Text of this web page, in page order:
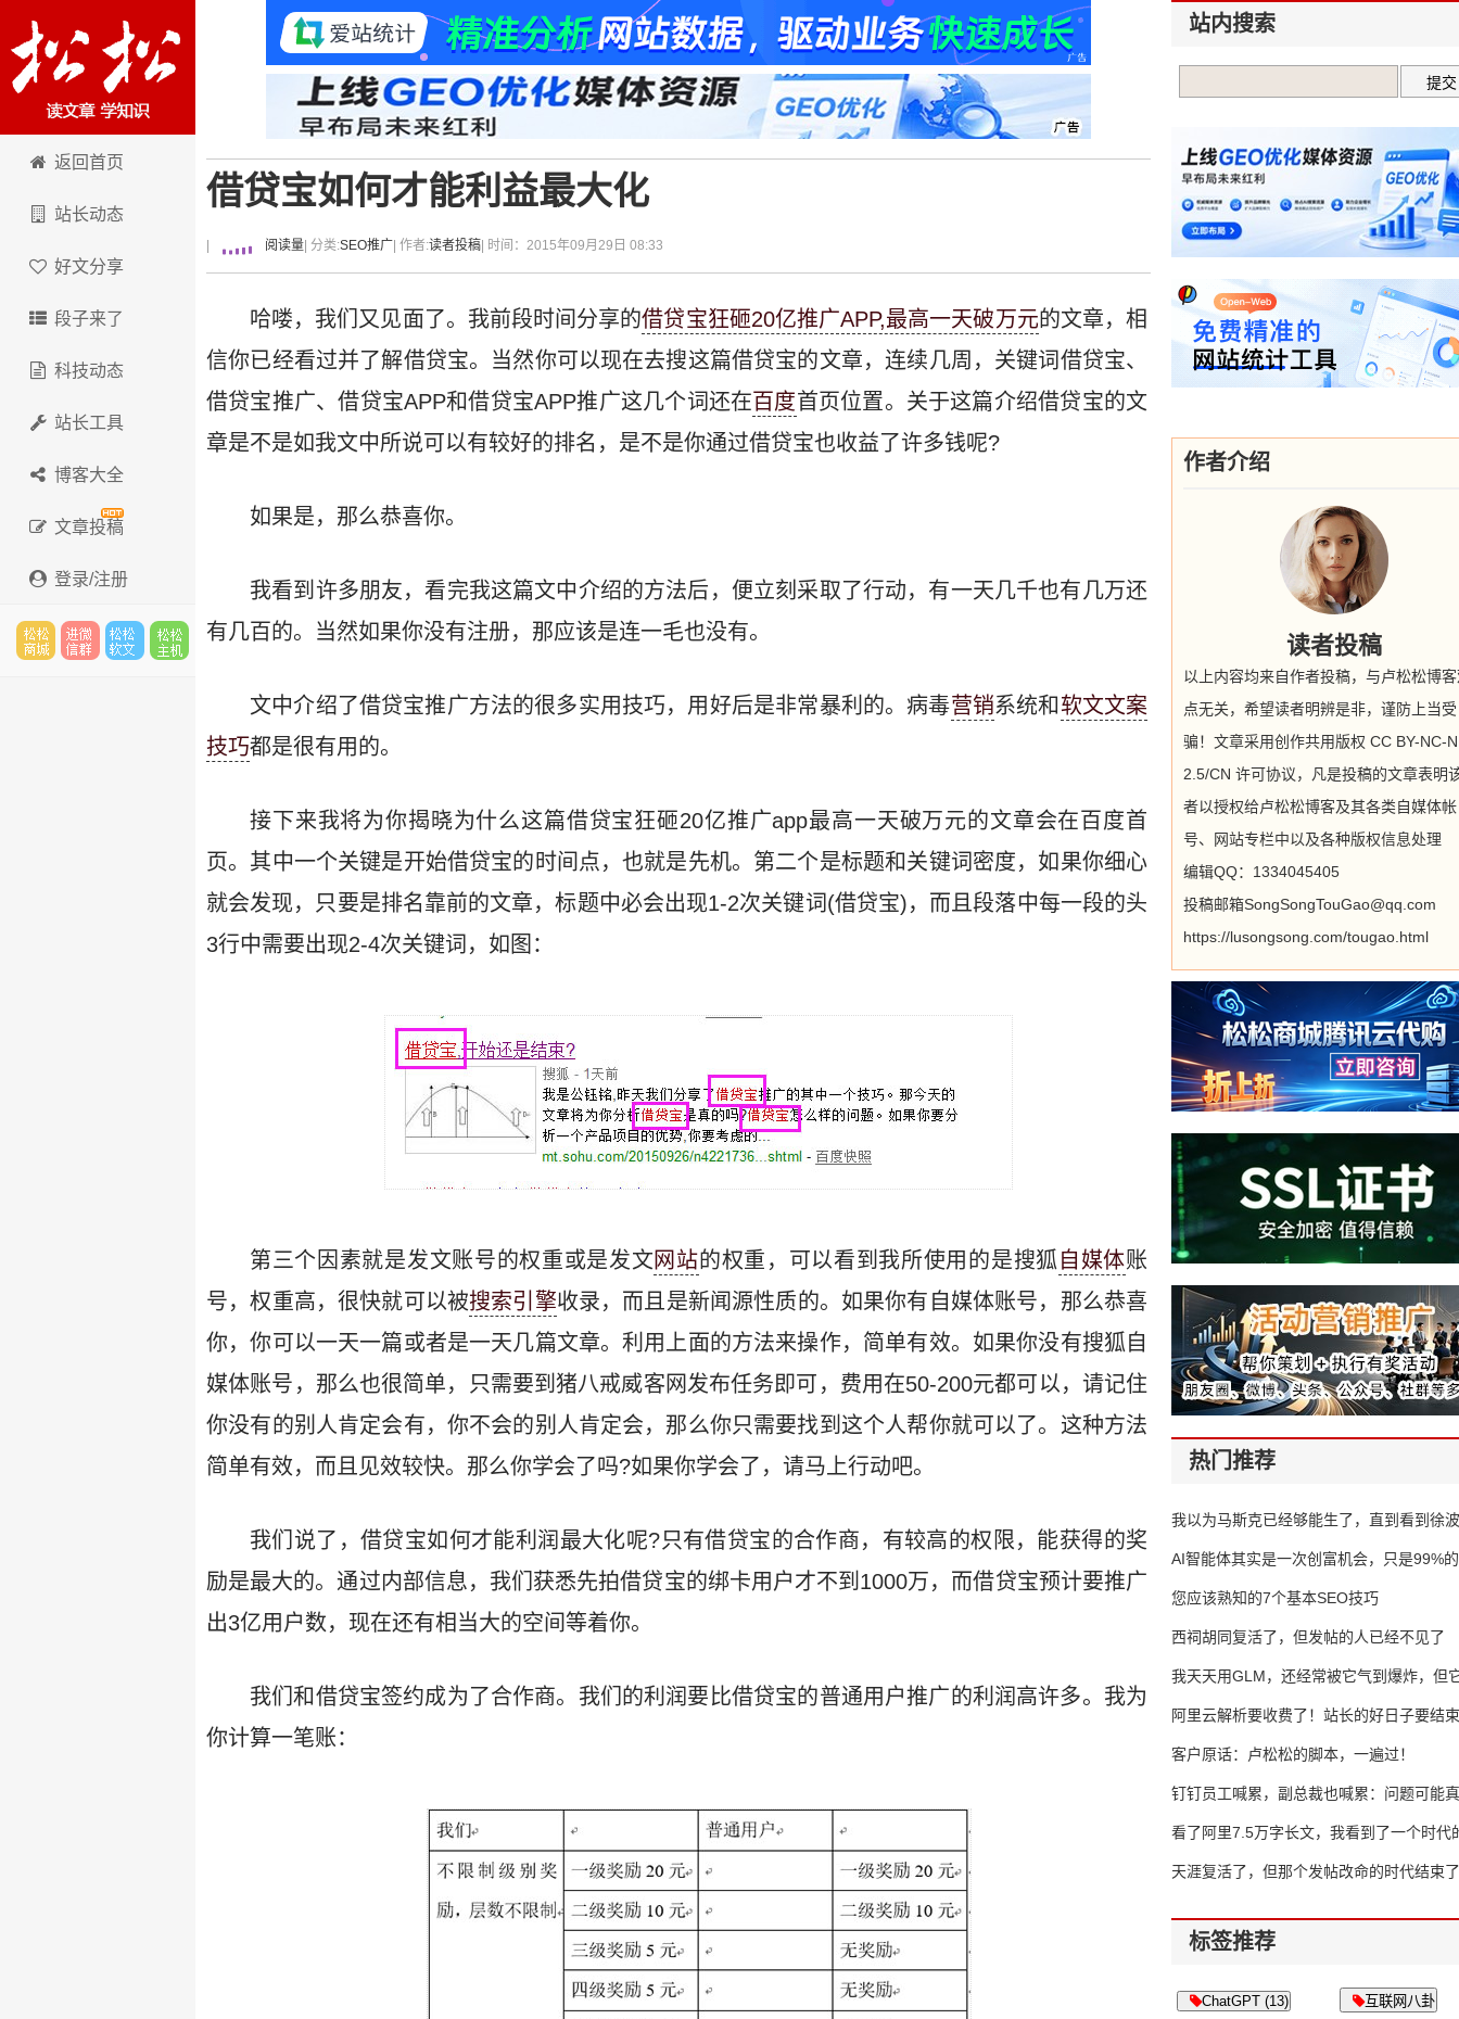
卢松松博客
返回首页
站长动态
好文分享
段子来了
科技动态
站长工具
博客大全
文章投稿
登录/注册
借贷宝如何才能利益最大化
阅读量 | 分类:SEO推广 | 作者:读者投稿 | 时间：2015年09月29日 08:33
哈喽，我们又见面了。我前段时间分享的借贷宝狂砸20亿推广APP,最高一天破万元的文章，相
信你已经看过并了解借贷宝。当然你可以现在去搜这篇借贷宝的文章，连续几周，关键词借贷宝、
借贷宝推广、借贷宝APP和借贷宝APP推广这几个词还在百度首页位置。关于这篇介绍借贷宝的文
章是不是如我文中所说可以有较好的排名，是不是你通过借贷宝也收益了许多钱呢?
如果是，那么恭喜你。
我看到许多朋友，看完我这篇文中介绍的方法后，便立刻采取了行动，有一天几千也有几万还
有几百的。当然如果你没有注册，那应该是连一毛也没有。
文中介绍了借贷宝推广方法的很多实用技巧，用好后是非常暴利的。病毒营销系统和 软文文案
技巧都是很有用的。
接下来我将为你揭晓为什么这篇借贷宝狂砸20亿推广app最高一天破万元的文章会在百度首
页。其中一个关键是开始借贷宝的时间点，也就是先机。第二个是标题和关键词密度，如果你细心
就会发现，只要是排名靠前的文章，标题中必会出现1-2次关键词(借贷宝)，而且段落中每一段的头
3行中需要出现2-4次关键词，如图：
第三个因素就是发文账号的权重或是发文网站的权重，可以看到我所使用的是搜狐 自媒体账
号，权重高，很快就可以被搜索引擎收录，而且是新闻源性质的。如果你有自媒体账号，那么恭喜
你，你可以一天一篇或者是一天几篇文章。利用上面的方法来操作，简单有效。如果你没有搜狐自
媒体账号，那么也很简单，只需要到猪八戒威客网发布任务即可，费用在50-200元都可以，请记住
你没有的别人肯定会有，你不会的别人肯定会，那么你只需要找到这个人帮你就可以了。这种方法
简单有效，而且见效较快。那么你学会了吗?如果你学会了，请马上行动吧。
我们说了，借贷宝如何才能利润最大化呢?只有借贷宝的合作商，有较高的权限，能获得的奖
励是最大的。通过内部信息，我们获悉先拍借贷宝的绑卡用户才不到1000万，而借贷宝预计要推广
出3亿用户数，现在还有相当大的空间等着你。
我们和借贷宝签约成为了合作商。我们的利润要比借贷宝的普通用户推广的利润高许多。我为
你计算一笔账：
站内搜索
作者介绍
读者投稿
以上内容均来自作者投稿，与卢松松博
点无关，希望读者明辨是非，谨防上当受
骗！文章采用创作共用版权 CC BY-NC-
2.5/CN 许可协议，凡是投稿的文章表明
者以授权给卢松松博客及其各类自媒体帐
号、网站专栏中以及各种版权信息处理
编辑QQ：1334045405
投稿邮箱SongSongTouGao@qq.com
https://lusongsong.com/tougao.html
热门推荐
我以为马斯克已经够能生了，直到看到
AI智能体其实是一次创富机会，只是99%
错过了
您应该熟知的7个基本SEO技巧
西祠胡同复活了，但发帖的人已经不见了
我天天用GLM，还经常被它气到爆炸，但
16万亿
阿里云解析要收费了！站长的好日子要结
客户原话：卢松松的脚本，一遍过！
钉钉员工喊累，副总裁也喊累：问题可能
了
看了阿里7.5万字长文，我看到了一个时代
天涯复活了，但那个发帖改命的时代结束了
标签推荐
ChatGPT (13) 互联网八卦